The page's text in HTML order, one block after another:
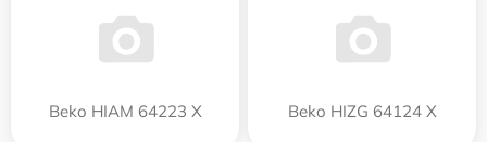
Beko HIAM 64223 X Beko HIZG 64124 X